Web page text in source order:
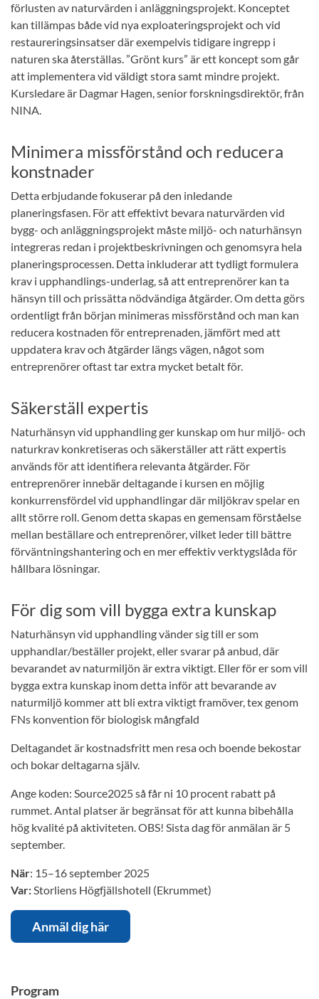
förlusten av naturvärden i anläggningsprojekt. Konceptet
kan tillämpas både vid nya exploateringsprojekt och vid
restaureringsinsatser där exempelvis tidigare ingrepp i
naturen ska återställas. ”Grönt kurs” är ett koncept som går
att implementera vid väldigt stora samt mindre projekt.
Kursledare är Dagmar Hagen, senior forskningsdirektör, från
NINA.
Minimera missförstånd och reducera
konstnader
Detta erbjudande fokuserar på den inledande
planeringsfasen. För att effektivt bevara naturvärden vid
bygg- och anläggningsprojekt måste miljö- och naturhänsyn
integreras redan i projektbeskrivningen och genomsyra hela
planeringsprocessen. Detta inkluderar att tydligt formulera
krav i upphandlings-underlag, så att entreprenörer kan ta
hänsyn till och prissätta nödvändiga åtgärder. Om detta görs
ordentligt från början minimeras missförstånd och man kan
reducera kostnaden för entreprenaden, jämfört med att
uppdatera krav och åtgärder längs vägen, något som
entreprenörer oftast tar extra mycket betalt för.
Säkerställ expertis
Naturhänsyn vid upphandling ger kunskap om hur miljö- och
naturkrav konkretiseras och säkerställer att rätt expertis
används för att identifiera relevanta åtgärder. För
entreprenörer innebär deltagande i kursen en möjlig
konkurrensfördel vid upphandlingar där miljökrav spelar en
allt större roll. Genom detta skapas en gemensam förståelse
mellan beställare och entreprenörer, vilket leder till bättre
förväntningshantering och en mer effektiv verktygslåda för
hållbara lösningar.
För dig som vill bygga extra kunskap
Naturhänsyn vid upphandling vänder sig till er som
upphandlar/beställer projekt, eller svarar på anbud, där
bevarandet av naturmiljön är extra viktigt. Eller för er som vill
bygga extra kunskap inom detta inför att bevarande av
naturmiljö kommer att bli extra viktigt framöver, tex genom
FNs konvention för biologisk mångfald
Deltagandet är kostnadsfritt men resa och boende bekostar
och bokar deltagarna själv.
Ange koden: Source2025 så får ni 10 procent rabatt på
rummet. Antal platser är begränsat för att kunna bibehålla
hög kvalité på aktiviteten. OBS! Sista dag för anmälan är 5
september.
När: 15–16 september 2025
Var:Storliens Högfjällshotell (Ekrummet)
Anmäl dig här
Program